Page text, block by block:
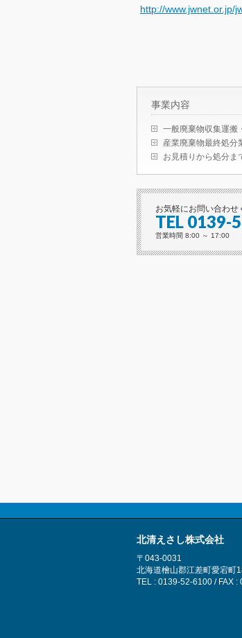
http://www.jwnet.or.jp/
事業内容
一般廃棄物収集運搬
産業廃棄物最終処分
お見積りから処分ま
お気軽にお問い合わせ
TEL 0139-
営業時間 8:00 ～ 17:00
北清えさし株式会社
〒043-0031
北海道檜山郡江差町愛宕町
TEL : 0139-52-6100 / FAX :